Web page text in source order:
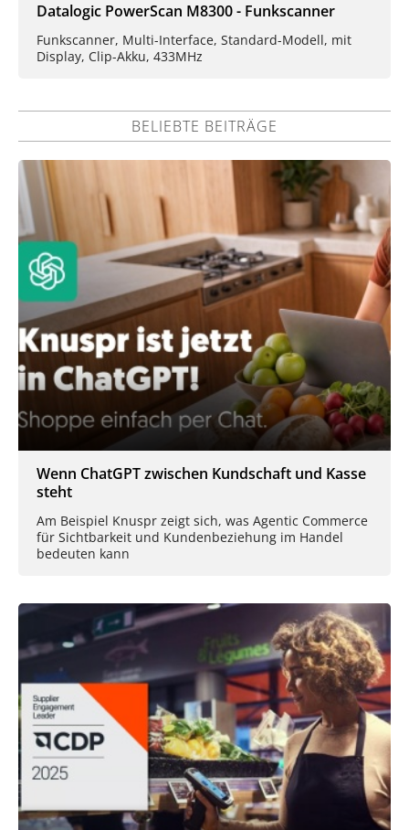
Datalogic PowerScan M8300 - Funkscanner
Funkscanner, Multi-Interface, Standard-Modell, mit
Display, Clip-Akku, 433MHz
BELIEBTE BEITRÄGE
Wenn ChatGPT zwischen Kundschaft und Kasse
steht
Am Beispiel Knuspr zeigt sich, was Agentic Commerce
für Sichtbarkeit und Kundenbeziehung im Handel
bedeuten kann